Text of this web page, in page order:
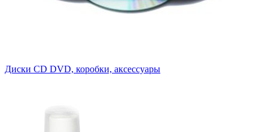
Диски CD DVD, коробки, аксессуары